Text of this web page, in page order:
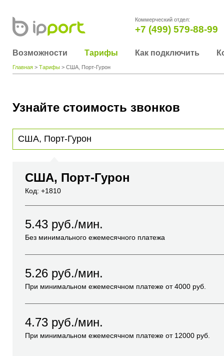
Коммерческий отдел:
+7 (499) 579-88-99
Возможности Тарифы Как подключить
Главная > Тарифы > США, Порт-Гурон
Узнайте стоимость звонков
США, Порт-Гурон
Код: +1810
5.43 руб./мин.
Без минимального ежемесячного платежа
5.26 руб./мин.
При минимальном ежемесячном платеже от4000 руб.
4.73 руб./мин.
При минимальном ежемесячном платеже от 12000 руб.